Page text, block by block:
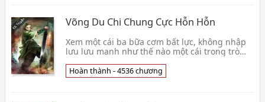
Võng Du Chi Chung Cực Hỗn Hỗn
Xem một cái ba bữa cơm bất lực, không nhập
lưu lưu manh như thế nào một cái trong trò
tay làm m👦 Thất Ngô
Hoàn thành - 4536 chương